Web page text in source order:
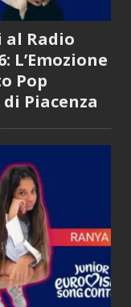
al Radio
L’Emozione
Pop
Piacenza